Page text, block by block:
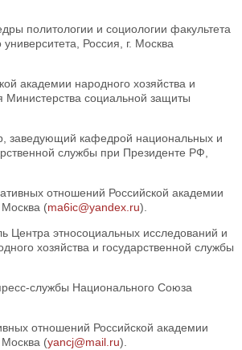
политологии и социологии факультета
Россия, г. Москва
академии народного хозяйства и
Министерства социальной защиты
заведующий кафедрой национальных и
службы при Президенте РФ,
отношений Российской академии
Москва (ma6ic@yandex.ru).
Центра этносоциальных исследований и
хозяйства и государственной службы
службы Национального Союза
отношений Российской академии
Москва (yancj@mail.ru).